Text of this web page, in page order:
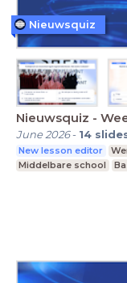
Nieuwsquiz -
June 2026- 14
New lesson editor
Middelbare school
Nieuwsquiz